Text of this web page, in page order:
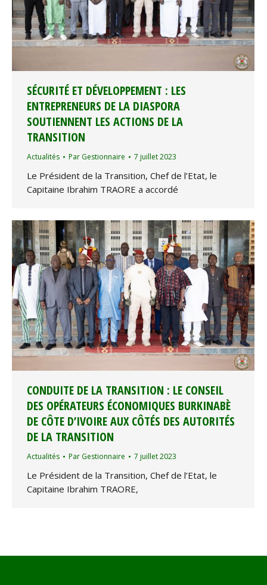
SÉCURITÉ ET DÉVELOPPEMENT : LES
ENTREPRENEURS DE LA DIASPORA
SOUTIENNENT LES ACTIONS DE LA
TRANSITION
Actualités Par Gestionnaire 7 juillet 2023
Le Président de la Transition, Chef de l’Etat, le
Capitaine Ibrahim TRAORE a accordé
CONDUITE DE LA TRANSITION : LE CONSEIL
DES OPÉRATEURS ÉCONOMIQUES BURKINABÈ
DE CÔTE D’IVOIRE AUX CÔTÉS DES AUTORITÉS
DE LA TRANSITION
Actualités Par Gestionnaire 7 juillet 2023
Le Président de la Transition, Chef de l’Etat, le
Capitaine Ibrahim TRAORE,